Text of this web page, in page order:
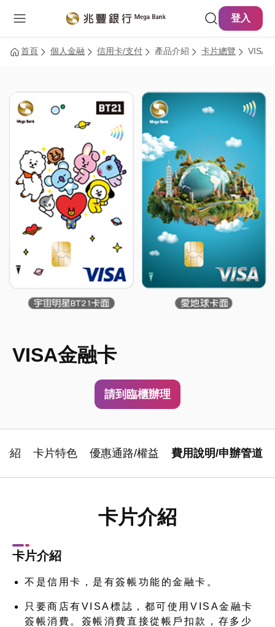
登入
首頁 個人金融 信用卡/支付 產品介紹 卡片總覽 VISA
VISA金融卡
請到臨櫃辦理
紹 卡片特色 優惠通路/權益 費用說明/申辦管道
卡片介紹
卡片介紹
不是信用卡，是有簽帳功能的金融卡。
只要商店有VISA標誌，都可使用VISA金融卡
簽帳消費。簽帳消費直接從帳戶扣款，存多少